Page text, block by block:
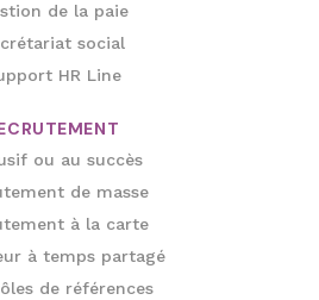
de la paie
social
HR Line
ou au succès
de masse
à la carte
à temps partagé
de références